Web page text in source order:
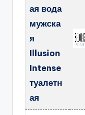
ая вода
мужска
я
Illusion
Intense
туалетн
ая